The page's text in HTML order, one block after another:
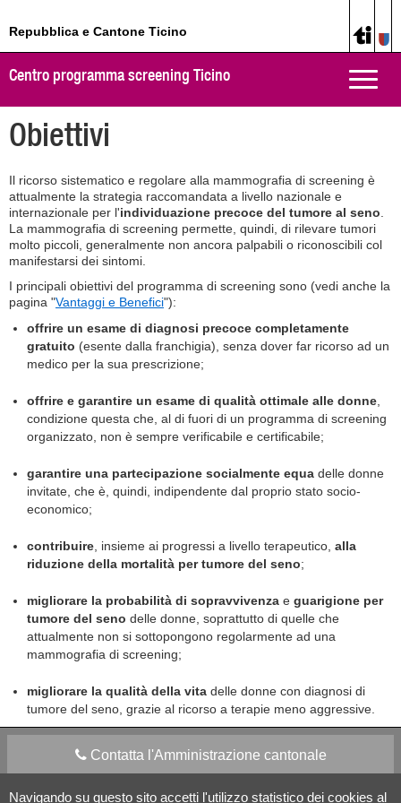
Navigando su questo sito accetti l'utilizzo statistico dei cookies al
Repubblica e Cantone Ticino
Toggle
Centro programma screening Ticino
Obiettivi
Il ricorso sistematico e regolare alla mammografia di screening è
attualmente la strategia raccomandata a livello nazionale e
internazionale per l'individuazione precoce del tumore al seno
La mammografia di screening permette, quindi, di rilevare tumori
molto piccoli, generalmente non ancora palpabili o riconoscibili col
manifestarsi dei sintomi.
I principali obiettivi del programma di screening sono (vedi anche la
pagina "Vantaggi e Benefici"):
offrire un esame di diagnosi precoce completamente
gratuito (esente dalla franchigia), senza dover far ricorso ad un
medico per la sua prescrizione;
offrire e garantire un esame di qualità ottimale alle donne
condizione questa che, al di fuori di un programma di screening
organizzato, non è sempre verificabile e certificabile;
garantire una partecipazione socialmente equa delle donne
invitate, che è, quindi, indipendente dal proprio stato socio-
economico;
contribuire , insieme ai progressi a livello terapeutico, alla
riduzione della mortalità per tumore del seno;
migliorare la probabilità di sopravvivenza e guarigione per
tumore del seno delle donne, soprattutto di quelle che
attualmente non si sottopongono regolarmente ad una
mammografia di screening;
migliorare la qualità della vita delle donne con diagnosi di
tumore del seno, grazie al ricorso a terapie meno aggressive.
Contatta l'Amministrazione cantonale